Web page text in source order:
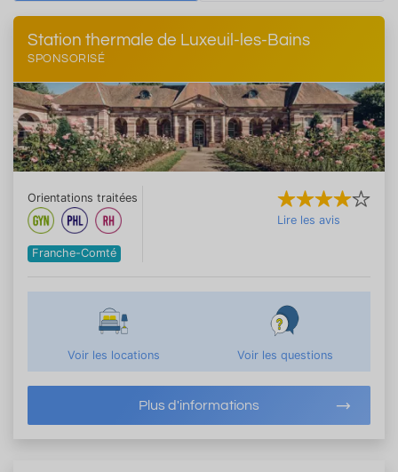
Station thermale de Luxeuil-les-Bains
SPONSORISÉ
Orientations traitées
Franche-Comté
Lire les avis
Voir les locations Voir les questions
Plus d'informations